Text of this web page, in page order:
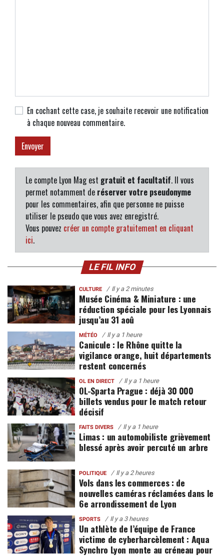
En cochant cette case, je souhaite recevoir une notification
à chaque nouveau commentaire.
Le compte Lyon Mag est gratuit et facultatif. Il vous
permet notamment de réserver votre pseudonyme
pour les commentaires, afin que personne ne puisse
utiliser le pseudo que vous avez enregistré.
Vous pouvez créer un compte gratuitement en cliquant
ici.
LE FIL INFO
CULTURE Il y a 2 minutes
Musée Cinéma & Miniature : une
réduction spéciale pour les Lyonnais
jusqu’au 31 aoû
MÉTÉO Il y a 1 heure
Canicule : le Rhône quitte la
vigilance orange, huit départements
restent concernés
OL EN DIRECT Il y a 1 heure
OL-Sparta Prague : déjà 30 000
billets vendus pour le match retour
décisif
FAITS DIVERS Il y a 1 heure
Limas : un automobiliste grièvement
blessé après avoir percuté un arbre
POLITIQUE Il y a 2 heures
Vols dans les commerces : de
nouvelles caméras réclamées dans le
6e arrondissement de Lyon
SPORTS Il y a 3 heures
Un athlète de l’équipe de France
victime de cyberharcèlement : Aqua
Synchro Lyon monte au créneau pour